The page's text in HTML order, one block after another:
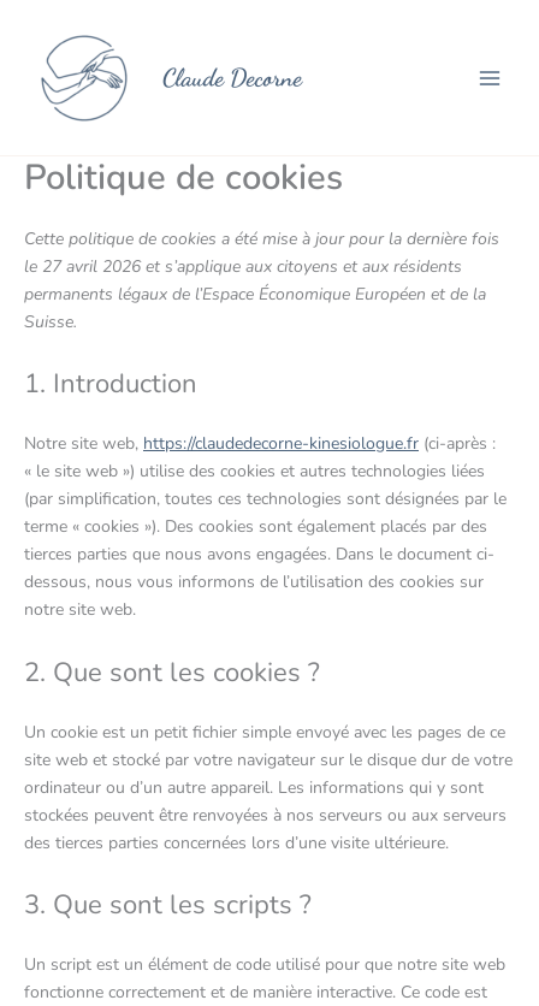
contenu
Claude Decorne
Politique de cookies
Cette politique de cookies a été mise à jour pour la dernière fois
le 27 avril 2026 et s’applique aux citoyens et aux résidents
permanents légaux de l’Espace Économique Européen et de la
Suisse.
1. Introduction
Notre site web, https://claudedecorne-kinesiologue.fr (ci-après :
« le site web ») utilise des cookies et autres technologies liées
(par simplification, toutes ces technologies sont désignées par le
terme « cookies »). Des cookies sont également placés par des
tierces parties que nous avons engagées. Dans le document ci-
dessous, nous vous informons de l’utilisation des cookies sur
notre site web.
2. Que sont les cookies ?
Un cookie est un petit fichier simple envoyé avec les pages de ce
site web et stocké par votre navigateur sur le disque dur de votre
ordinateur ou d’un autre appareil. Les informations qui y sont
stockées peuvent être renvoyées à nos serveurs ou aux serveurs
des tierces parties concernées lors d’une visite ultérieure.
3. Que sont les scripts ?
Un script est un élément de code utilisé pour que notre site web
fonctionne correctement et de manière interactive. Ce code est
elementor
wordpress
burst-
wordfence